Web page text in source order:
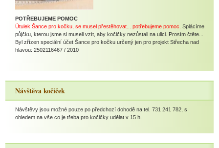
POTŘEBUJEME POMOC
Útulek Šance pro kočku, se musel přestěhovat... potřebujeme pomoc. Splácíme
půjčku, kterou jsme si museli vzít, aby kočičky nezůstali na ulici. Prosím čtěte...
Byl zřízen speciální účet Šance pro kočku určený jen pro projekt Střecha nad
hlavou: 2502116467 / 2010
Návštěva kočiček
Návštěvy jsou možné pouze po předchozí dohodě na tel. 731 241 782, s
ohledem na vše co je třeba pro kočičky udělat v 15 h.